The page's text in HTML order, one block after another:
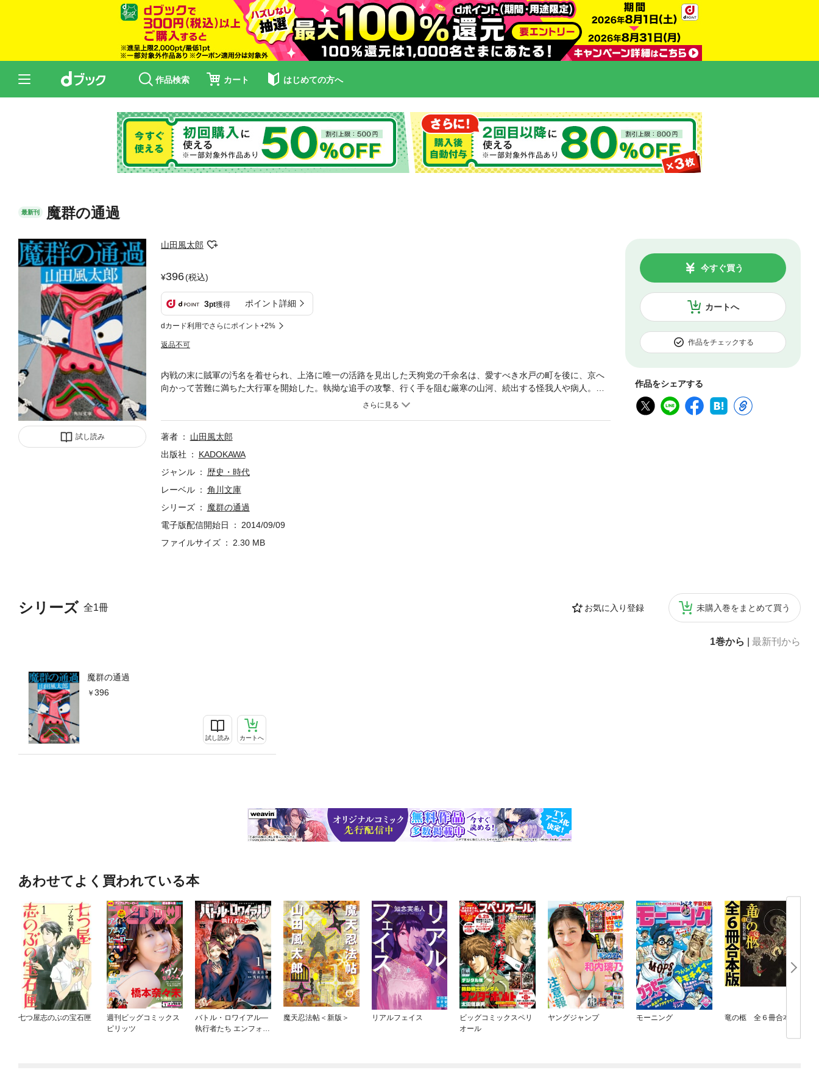
作品検索 カート はじめての方へ
最新刊 魔群の通過
試し読み
山田風太郎
396(税込)
3pt獲得 ポイント詳細
dカード利用でさらにポイント+2%
返品不可
カートへ
今すぐ買う
作品をチェックする
作品をシェアする
シリーズ 全1冊 お気に入り登録 未購入巻をまとめて買う
1巻から 最新刊から
魔群の通過
396
試し読み カートへ
内戦の末に賊軍の汚名を着せられ、上洛に唯一の活路を見出した天狗党の千余名は、愛すべき水戸の町を後に、京へ
向かって苦難に満ちた大行軍を開始した。執拗な追手の攻撃、行く手を阻む厳寒の山河、続出する怪我人や病人。
「京へ行けば逆賊の汚名を晴らせる」一途にそう信じて進む彼らの前に、絶望的な道程が待ち受けていた……。幕末
著者
山田風太郎
出版社
KADOKAWA
ジャンル
歴史・時代
レーベル
角川文庫
シリーズ
魔群の通過
電子版配信開始日
2014/09/09
ファイルサイズ
2.30 MB
あわせてよく買われている本
七つ屋志のぶの宝石匣
週刊ビッグコミックス
ピリッツ
バトル・ロワイアル—
執行者たち エンフォー
魔天忍法帖＜新版＞ リアルフェイス
ビッグコミックスペリ
オール
ヤングジャンプ モーニング 竜の柩 全６冊合本版